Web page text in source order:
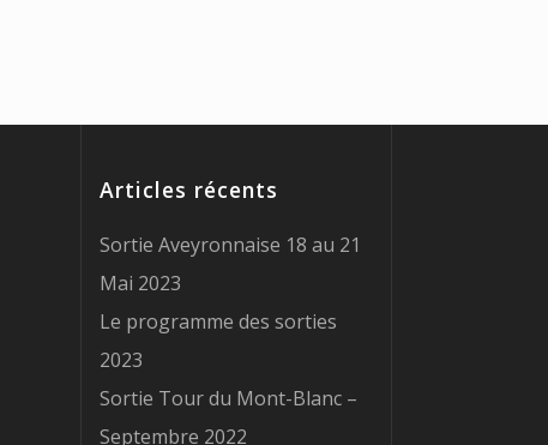
Articles récents
Sortie Aveyronnaise 18 au 21
Mai 2023
Le programme des sorties
2023
Sortie Tour du Mont-Blanc –
Septembre 2022